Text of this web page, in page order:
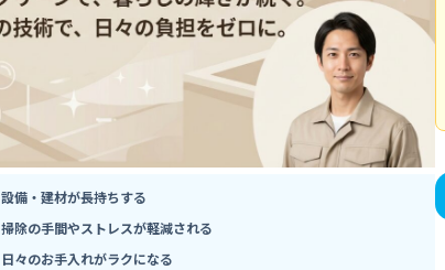
設備・建材が長持ちする
掃除の手間やストレスが軽減される
日々のお手入れがラクになる